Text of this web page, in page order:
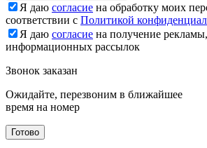
Я даю согласие на обработку моих
соответствии с Политикой
Я даю согласие на получение
информационных рассылок
Звонок заказан
Ожидайте, перезвоним в ближайшее
время на номер
Готово